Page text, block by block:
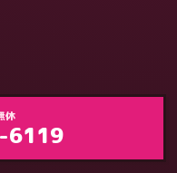
休
6119